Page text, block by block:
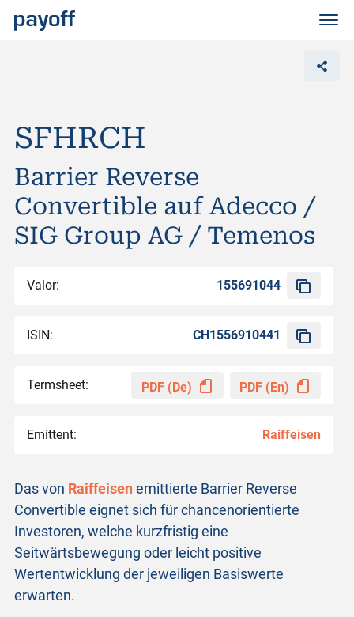
SFHRCH
Barrier Reverse
Convertible auf Adecco /
SIG Group AG / Temenos
Valor: 155691044
ISIN: CH1556910441
Termsheet: PDF (De) PDF (En)
Emittent: Raiffeisen
Das von Raiffeisen emittierte Barrier Reverse
Convertible eignet sich für chancenorientierte
Investoren, welche kurzfristig eine
Seitwärtsbewegung oder leicht positive
Wertentwicklung der jeweiligen Basiswerte
erwarten.